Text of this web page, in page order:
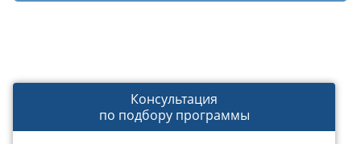
Консультация
по подбору программы